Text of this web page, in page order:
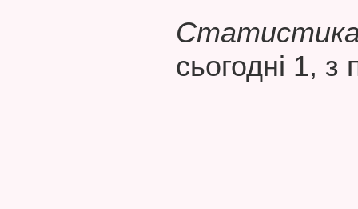
Статистика
сьогодні 1, з